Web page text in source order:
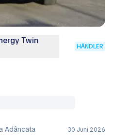
Twin
HÄNDLER
Adâncata
30 Juni 2026